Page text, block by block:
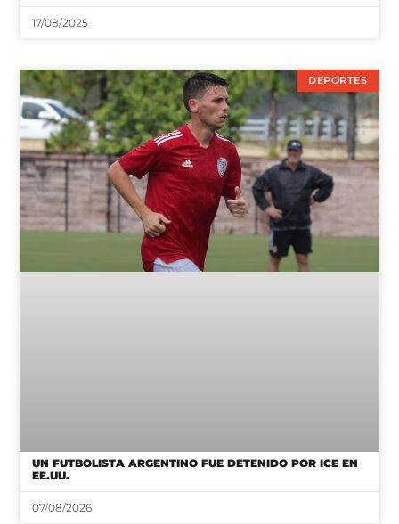
17/08/2025
DEPORTES
UN FUTBOLISTA ARGENTINO FUE DETENIDO POR ICE EN
EE.UU.
07/08/2026